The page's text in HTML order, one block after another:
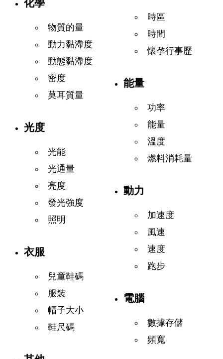
化學
物質的量
動力黏滯度
動態黏滯度
密度
莫耳質量
光度
光能
光通量
亮度
發光強度
照明
衣服
兒童鞋碼
服裝
帽子大小
鞋尺碼
時區
時間
懷孕行事歷
能量
功率
能量
溫度
燃料消耗量
動力
加速度
風速
速度
跑步
電腦
數據存儲
頻寬